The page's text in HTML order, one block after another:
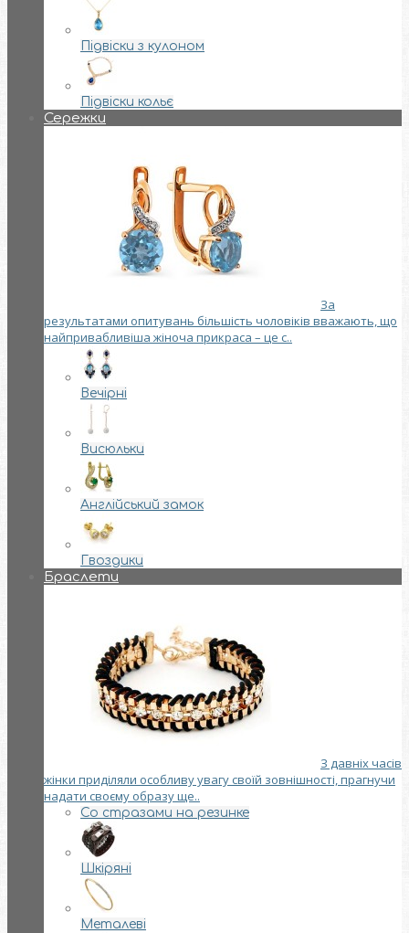
Підвіски з кулоном
Підвіски кольє
Сережки
За
результатами опитувань більшість чоловіків вважають, що
найпривабливіша жіноча прикраса – це с..
Вечірні
Висюльки
Англійський замок
Гвоздики
Браслети
З давніх часів
жінки приділяли особливу увагу своїй зовнішності, прагнучи
надати своєму образу ще..
Со стразами на резинке
Шкіряні
Металеві